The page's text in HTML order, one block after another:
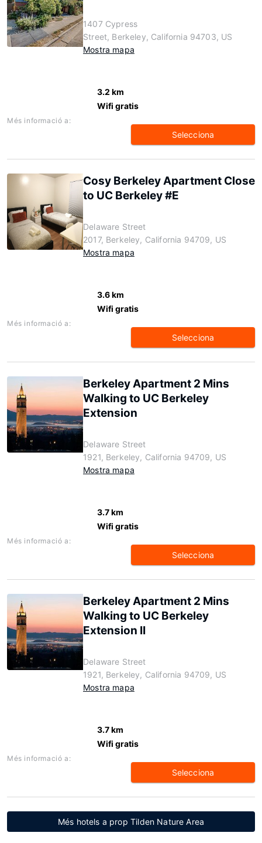
1407 Cypress
Street, Berkeley, California 94703, US
Mostra mapa
3.2 km
Wifi gratis
Més informació a:
Selecciona
Cosy Berkeley Apartment Close
to UC Berkeley #E
Delaware Street
2017, Berkeley, California 94709, US
Mostra mapa
3.6 km
Wifi gratis
Més informació a:
Selecciona
Berkeley Apartment 2 Mins
Walking to UC Berkeley
Extension
Delaware Street
1921, Berkeley, California 94709, US
Mostra mapa
3.7 km
Wifi gratis
Més informació a:
Selecciona
Berkeley Apartment 2 Mins
Walking to UC Berkeley
Extension II
Delaware Street
1921, Berkeley, California 94709, US
Mostra mapa
3.7 km
Wifi gratis
Més informació a:
Selecciona
Més hotels a prop Tilden Nature Area